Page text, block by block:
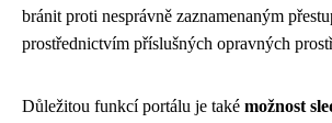
bránit proti nesprávně zaznamenaným
prostřednictvím příslušných opravných
Důležitou funkcí portálu je také možnost